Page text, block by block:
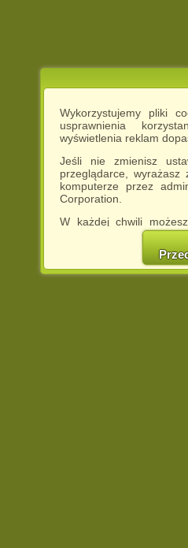
Wykorzystujemy pliki
usprawnienia
wyświetlenia reklam
Jeśli nie zmienisz
przeglądarce,
komputerze przez
Corporation.
W każdej chwili
cookies w swojej
w naszej
http://chomikuj.pl/